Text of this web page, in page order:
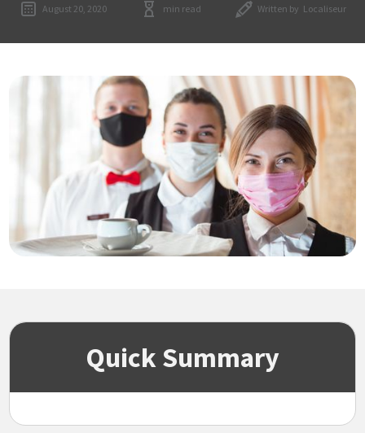
August 20, 2020 min read Written by Localiseur
Quick Summary